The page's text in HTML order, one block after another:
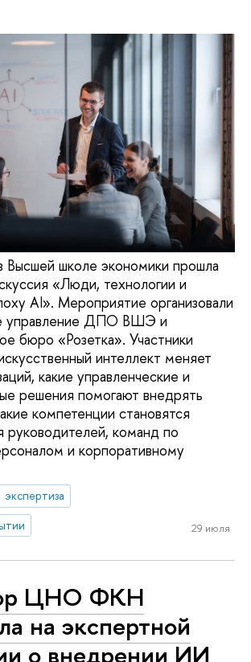
Высшей школе экономики прошла
«Люди, технологии и
AI». Мероприятие организовали
управление ДПО ВШЭ и
бюро «Розетка». Участники
интеллект меняет
какие управленческие и
решения помогают внедрять
компетенции становятся
руководителей, команд по
и корпоративному
экспертиза
29 июля
ЦНО ФКН
на экспертной
о внедрении ИИ